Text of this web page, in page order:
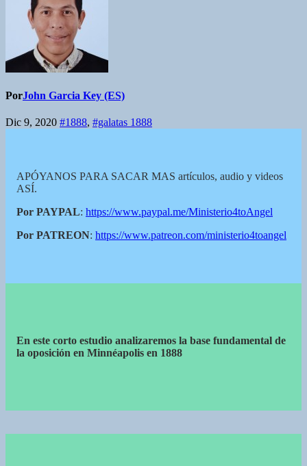
PorJohn Garcia Key (ES)
Dic 9, 2020 #1888, #galatas 1888
APÓYANOS PARA SACAR MAS artículos, audio y videos
ASÍ.
Por PAYPAL: https://www.paypal.me/Ministerio4toAngel
Por PATREON: https://www.patreon.com/ministerio4toangel
En este corto estudio analizaremos la base fundamental de
la oposición en Minnéapolis en 1888